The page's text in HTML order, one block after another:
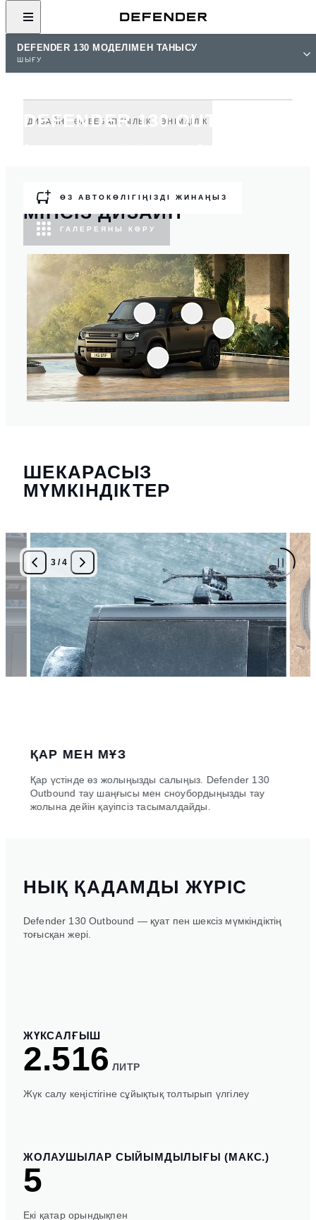
DEFENDER 130 МОДЕЛІМЕН ТАНЫСУ
ШЫҒУ
DEFENDER 130 OUTBOUND
ӨЗ АВТОКӨЛІГІҢІЗДІ ЖИНАҢЫЗ
ГАЛЕРЕЯНЫ КӨРУ
ДИЗАЙН ӘМБЕБАПТЫЛЫҚ ӨНІМДІЛІК
МІНСІЗ ДИЗАЙН
ШЕКАРАСЫЗ
МҮМКІНДІКТЕР
3/4
ҚАР МЕН МҰЗ
Қар үстінде өз жолыңызды салыңыз. Defender 130
Outbound тау шаңғысы мен сноубордыңызды тау
жолына дейін қауіпсіз тасымалдайды.
НЫҚ ҚАДАМДЫ ЖҮРІС
Defender 130 Outbound — қуат пен шексіз мүмкіндіктің
тоғысқан жері.
ЖҮКСАЛҒЫШ
2.516 ЛИТР
Жүк салу кеңістігіне сұйықтық толтырып үлгілеу
ЖОЛАУШЫЛАР СЫЙЫМДЫЛЫҒЫ (МАКС.)
5
Екі қатар орындықпен